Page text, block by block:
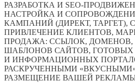
РАЗРАБОТКА И SEO-
НАСТРОЙКА И
КАМПАНИЙ (ДИРЕКТ, ТАРГЕТ),
ПРИВЛЕЧЕНИЕ КЛИЕНТОВ,
ПРОДАЖА: ССЫЛОК, ДОМЕНОВ,
ШАБЛОНОВ САЙТОВ,
И ИНФОРМАЦИОННЫХ
РАСКРУЧЕННЫМИ
РАЗМЕЩЕНИЕ ВАШЕЙ